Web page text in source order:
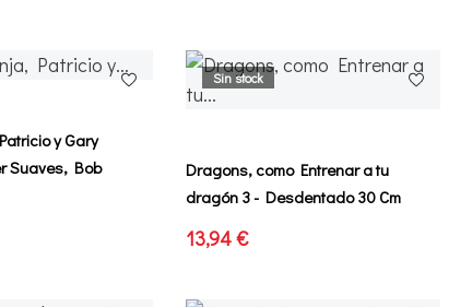
y Gary
Suaves, Bob
Dragons, como Entrenar a tu
dragón 3 - Desdentado 30 Cm
13,94 €
Sin stock